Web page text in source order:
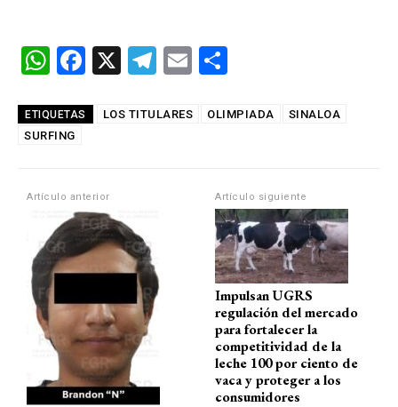
W
at
s
p
p
F
ce
o
k
X
T
e
E
ail m
tir
ETIQUETAS LOS TITULARES OLIMPIADA
SINALOA
SURFING
Artículo anterior Artículo siguiente
Impulsan UGRS
regulación del mercado
para fortalecer la
competitividad de la
leche 100 por ciento de
vaca y proteger a los
consumidores